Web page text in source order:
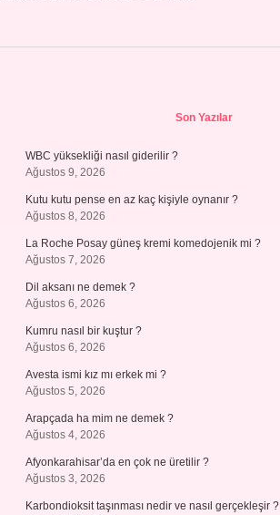
Son Yazılar
WBC yüksekliği nasıl giderilir ?
Ağustos 9, 2026
Kutu kutu pense en az kaç kişiyle oynanır ?
Ağustos 8, 2026
La Roche Posay güneş kremi komedojenik mi ?
Ağustos 7, 2026
Dil aksanı ne demek ?
Ağustos 6, 2026
Kumru nasıl bir kuştur ?
Ağustos 6, 2026
Avesta ismi kız mı erkek mi ?
Ağustos 5, 2026
Arapçada ha mim ne demek ?
Ağustos 4, 2026
Afyonkarahisar’da en çok ne üretilir ?
Ağustos 3, 2026
Karbondioksit taşınması nedir ve nasıl gerçekleşir ?